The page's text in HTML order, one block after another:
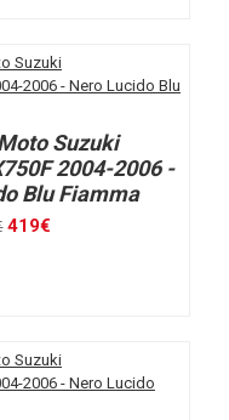
Suzuki
2004-2006 -
Blu Fiamma
419€